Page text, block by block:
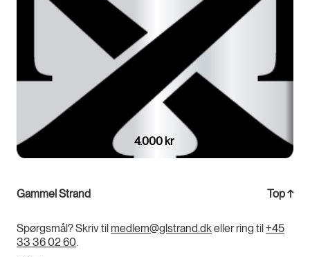
4.000 kr
Top↑
Gammel Strand
Spørgsmål? Skriv til medlem@glstrand.dkeller ring til+45
33 36 02 60.